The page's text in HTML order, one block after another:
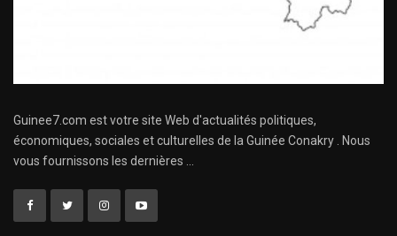
Guinee7.com est votre site Web d'actualités politiques,
économiques, sociales et culturelles de la Guinée Conakry . Nous
vous fournissons les dernières ...